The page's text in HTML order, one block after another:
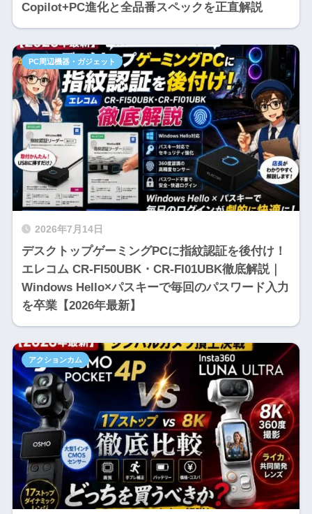
Copilot+PC進化と全品番スペックを正直解説
2026年7月14日
デスクトップゲーミングPCに指紋認証を後付け！
エレコム CR-FI50UBK・CR-FI01UBK徹底解説｜
Windows Hello×パスキーで毎回のパスワード入力
を卒業【2026年最新】
PC周辺機器・ガジェット
アクションカム